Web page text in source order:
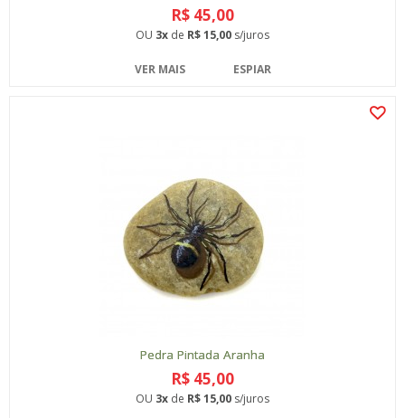
R$ 45,00
OU 3x de R$ 15,00 s/juros
VER MAIS ESPIAR
Pedra Pintada Aranha
R$ 45,00
OU 3x de R$ 15,00 s/juros